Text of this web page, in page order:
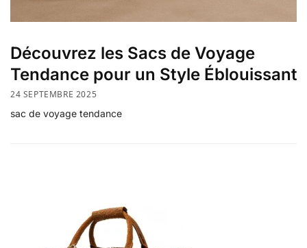
Découvrez les Sacs de Voyage
Tendance pour un Style Éblouissant
24 SEPTEMBRE 2025
sac de voyage tendance